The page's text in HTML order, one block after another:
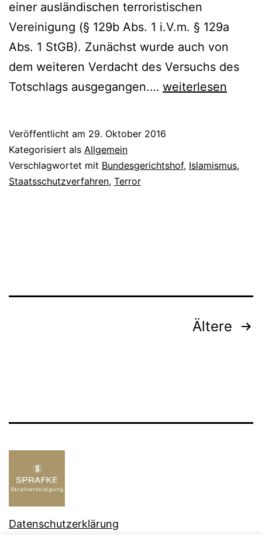
einer ausländischen terroristischen
Vereinigung (§ 129b Abs. 1 i.V.m. § 129a
Abs. 1 StGB). Zunächst wurde auch von
dem weiteren Verdacht des Versuchs des
Totschlags ausgegangen.… weiterlesen
Veröffentlicht am 29. Oktober 2016
Kategorisiert als Allgemein
Verschlagwortet mit Bundesgerichtshof, Islamismus,
Staatsschutzverfahren, Terror
Ältere
Datenschutzerklärung